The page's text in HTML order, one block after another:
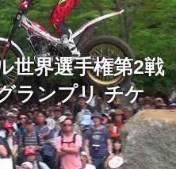
世界選手権第2戦
ランプリ チケ